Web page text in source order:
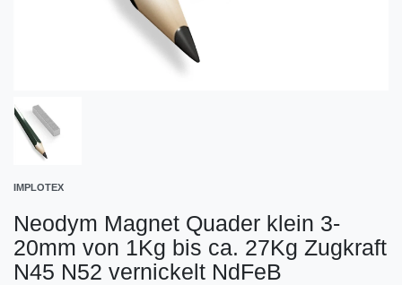
IMPLOTEX
Neodym Magnet Quader klein 3-
20mm von 1Kg bis ca. 27Kg Zugkraft
N45 N52 vernickelt NdFeB